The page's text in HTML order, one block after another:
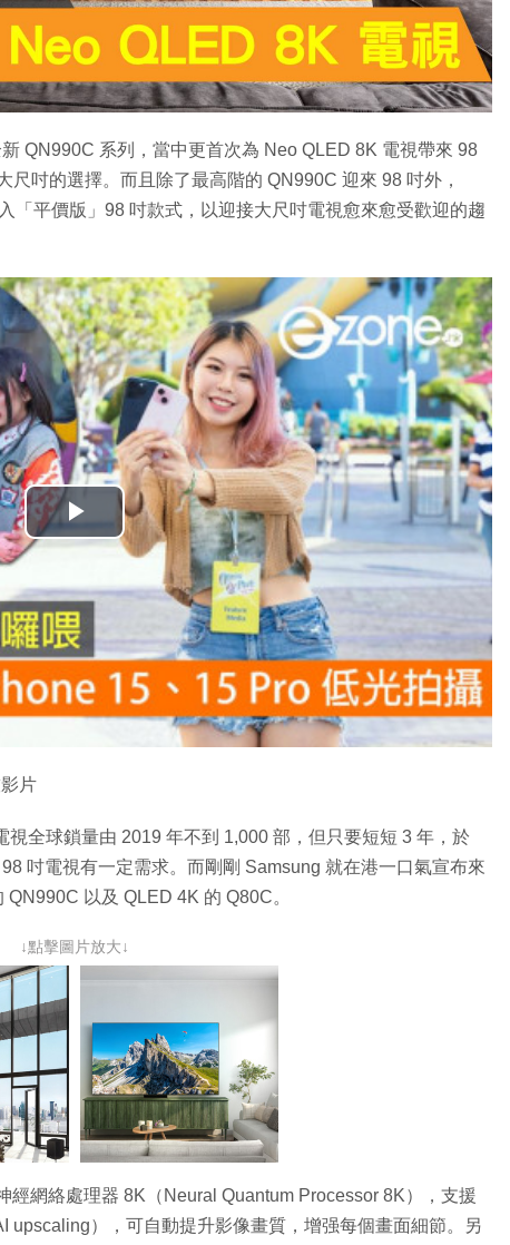
QN990C 系列，當中更首次為 Neo QLED 8K 電視帶來 98
吋的選擇。而且除了最高階的 QN990C 迎來 98 吋外，
「平價版」98 吋款式，以迎接大尺吋電視愈來愈受歡迎的趨
播
放
影
片
片
全球鎖量由 2019 年不到 1,000 部，但只要短短 3 年，於
吋電視有一定需求。而剛剛 Samsung 就在港一口氣宣布來
以及 QLED 4K 的 Q80C。
↓點擊圖片放大↓
網絡處理器 8K（Neural Quantum Processor 8K），支援
upscaling），可自動提升影像畫質，增强每個畫面細節。另